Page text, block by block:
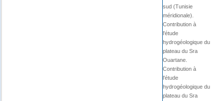
sud (Tunisie
méridionale).
Contribution à
l'étude
hydrogéologique du
plateau du Sra
Ouartane.
Contribution à
l'étude
hydrogéologique du
plateau du Sra